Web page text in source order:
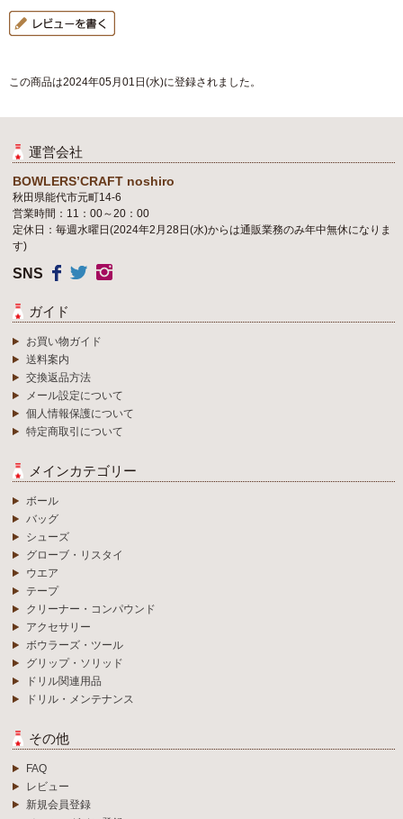
この商品は2024年05月01日(水)に登録されました。
運営会社
BOWLERS’CRAFT noshiro
秋田県能代市元町14-6
営業時間：11：00～20：00
定休日：毎週水曜日(2024年2月28日(水)からは通販業務のみ年中無休になりま
す)
SNS
ガイド
お買い物ガイド
送料案内
交換返品方法
メール設定について
個人情報保護について
特定商取引について
メインカテゴリー
ボール
バッグ
シューズ
グローブ・リスタイ
ウエア
テープ
クリーナー・コンパウンド
アクセサリー
ボウラーズ・ツール
グリップ・ソリッド
ドリル関連用品
ドリル・メンテナンス
その他
FAQ
レビュー
新規会員登録